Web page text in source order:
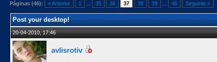
Páginas (46): « Anterior 1 35 36 37 38 39 46 Seguinte »
Post your desktop!
20-04-2010, 17:46
avlisrotiv